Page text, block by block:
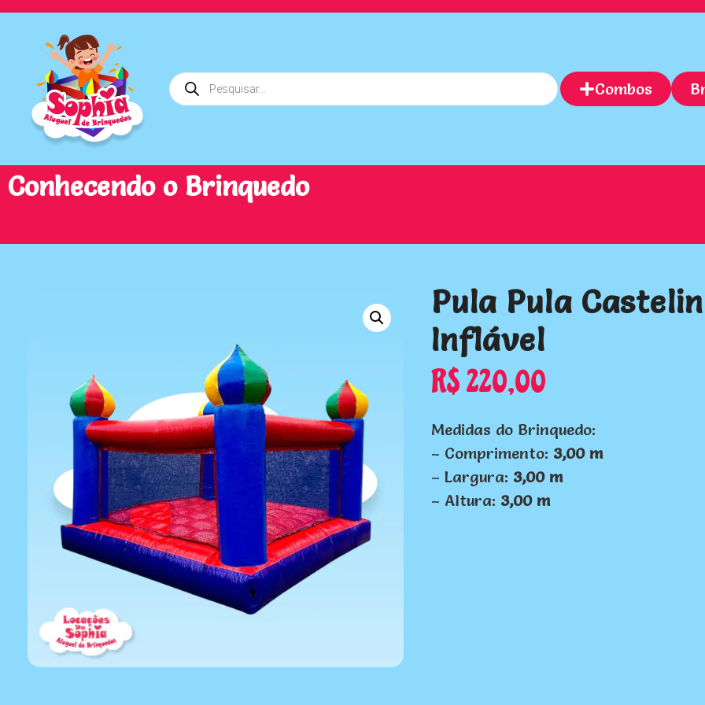
Combos
Conhecendo o Brinquedo
Pula Pula
Inflável
R$220,00
Medidas do Brinquedo:
– Comprimento: 3,00 m
– Largura: 3,00 m
– Altura: 3,00 m